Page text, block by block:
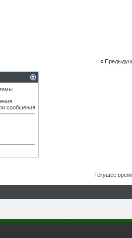
«
сообщения
Текущее